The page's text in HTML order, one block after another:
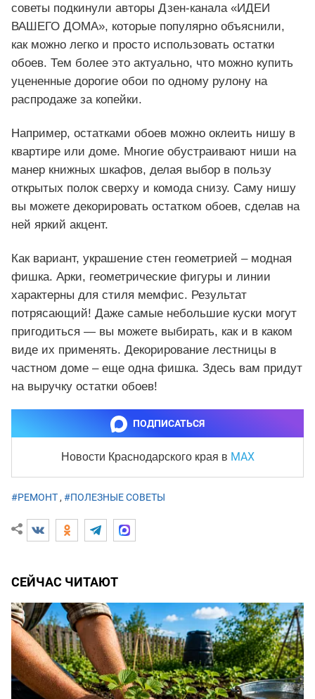
советы подкинули авторы Дзен-канала «ИДЕИ
ВАШЕГО ДОМА», которые популярно объяснили,
как можно легко и просто использовать остатки
обоев. Тем более это актуально, что можно купить
уцененные дорогие обои по одному рулону на
распродаже за копейки.
Например, остатками обоев можно оклеить нишу в
квартире или доме. Многие обустраивают ниши на
манер книжных шкафов, делая выбор в пользу
открытых полок сверху и комода снизу. Саму нишу
вы можете декорировать остатком обоев, сделав на
ней яркий акцент.
Как вариант, украшение стен геометрией – модная
фишка. Арки, геометрические фигуры и линии
характерны для стиля мемфис. Результат
потрясающий! Даже самые небольшие куски могут
пригодиться — вы можете выбирать, как и в каком
виде их применять. Декорирование лестницы в
частном доме – еще одна фишка. Здесь вам придут
на выручку остатки обоев!
ПОДПИСАТЬСЯ
Новости Краснодарского края в MAX
#РЕМОНТ , #ПОЛЕЗНЫЕ СОВЕТЫ
СЕЙЧАС ЧИТАЮТ